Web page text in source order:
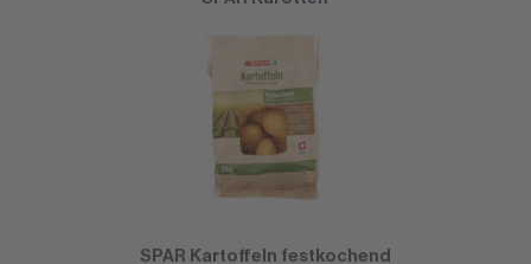
SPAR Kartoffeln festkochend